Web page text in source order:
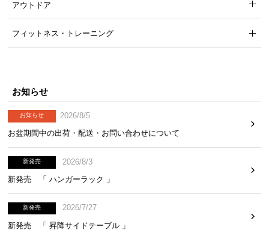
アウトドア
フィットネス・トレーニング
お知らせ
お知らせ
2026/8/5
お盆期間中の出荷・配送・お問い合わせについて
新発売
2026/8/3
新発売 「 ハンガーラック 」
新発売
2026/7/27
新発売 「 昇降サイドテーブル 」